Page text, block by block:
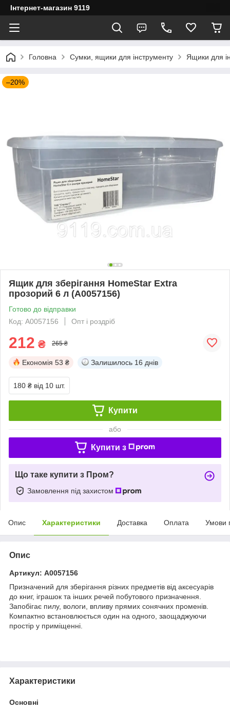
Інтернет-магазин 9119
Головна Сумки, ящики для інструменту Ящики для
–20%
Ящик для зберігання HomeStar Extra
прозорий 6 л (А0057156)
Готово до відправки
Код: А0057156
Опт і роздріб
212 ₴ 265 ₴
Економія 53 ₴ Залишилось 16 днів
180 ₴ від 10 шт.
Купити
або
Купити з
Що таке купити з Пром?
Замовлення під захистом
Опис Характеристики Доставка Оплата Умови
Опис
Артикул: А0057156
Призначений для зберігання різних предметів від аксесуарів
до книг, іграшок та інших речей побутового призначення.
Запобігає пилу, вологи, впливу прямих сонячних променів.
Компактно встановлюється один на одного, заощаджуючи
простір у приміщенні.
Характеристики
Основні